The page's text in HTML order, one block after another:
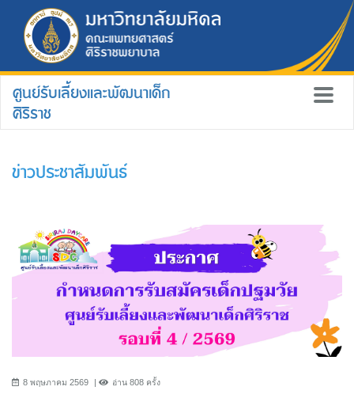
ศูนย์รับเลี้ยงและพัฒนาเด็ก
ศิริราช
ข่าวประชาสัมพันธ์
8 พฤษภาคม 2569 อ่าน 808 ครั้ง